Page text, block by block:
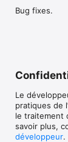
Bug fixes.
Le
pratiques de
le traitement
savoir plus,
développeur.